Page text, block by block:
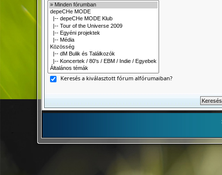
Keresés a kiválasztott fórum alfórumaiban?